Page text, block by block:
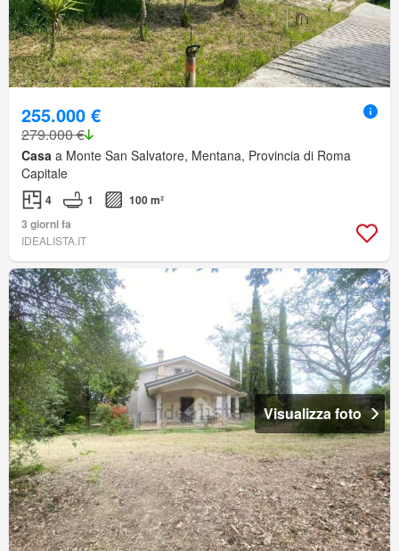
255.000 €
279.000 €
Casa a Monte San Salvatore, Mentana, Provincia di Roma
Capitale
4 1
100 m²
3 giorni fa
IDEALISTA.IT
Visualizza foto